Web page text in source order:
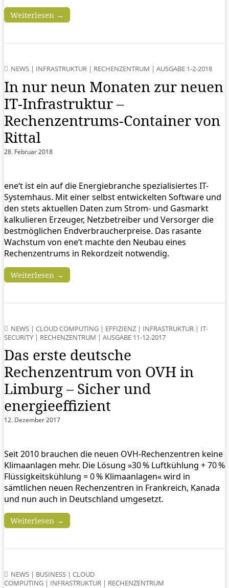
Weiterlesen →
NEWS | INFRASTRUKTUR | RECHENZENTRUM | AUSGABE 1-2-2018
In nur neun Monaten zur neuen
IT-Infrastruktur –
Rechenzentrums-Container von
Rittal
28. Februar 2018
ene‘t ist ein auf die Energiebranche spezialisiertes IT-
Systemhaus. Mit einer selbst entwickelten Software und
den stets aktuellen Daten zum Strom- und Gasmarkt
kalkulieren Erzeuger, Netzbetreiber und Versorger die
bestmöglichen Endverbraucherpreise. Das rasante
Wachstum von ene‘t machte den Neubau eines
Rechenzentrums in Rekordzeit notwendig.
Weiterlesen →
NEWS | CLOUD COMPUTING | EFFIZIENZ | INFRASTRUKTUR | IT-
SECURITY | RECHENZENTRUM | AUSGABE 11-12-2017
Das erste deutsche
Rechenzentrum von OVH in
Limburg – Sicher und
energieeffizient
12. Dezember 2017
Seit 2010 brauchen die neuen OVH-Rechenzentren keine
Klimaanlagen mehr. Die Lösung »30 % Luftkühlung + 70 %
Flüssigkeitskühlung = 0 % Klimaanlagen« wird in
sämtlichen neuen Rechenzentren in Frankreich, Kanada
und nun auch in Deutschland umgesetzt.
Weiterlesen →
NEWS | BUSINESS | CLOUD
COMPUTING | INFRASTRUKTUR | RECHENZENTRUM